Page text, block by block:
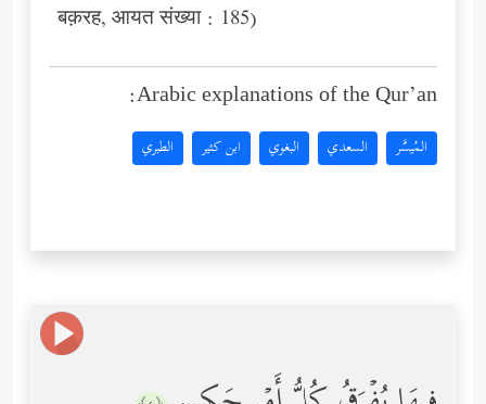
बक़रह, आयत संख्या : 185)
Arabic explanations of the Qur’an:
المُيسَّر السعدي البغوي ابن كثير الطبري